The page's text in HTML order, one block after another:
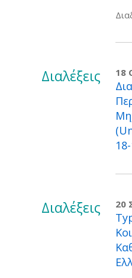
Διαλέξεις 18
Διαλέξεις 20